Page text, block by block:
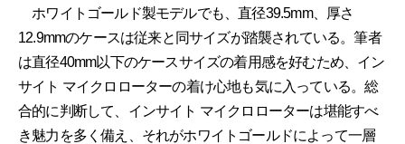
ホワイトゴールド製モデルでも、直径39.5mm、厚さ
12.9mmのケースは従来と同サイズが踏襲されている。筆者
は直径40mm以下のケースサイズの着用感を好むため、イン
サイト マイクロローターの着け心地も気に入っている。総
合的に判断して、インサイト マイクロローターは堪能すべ
き魅力を多く備え、それがホワイトゴールドによって一層